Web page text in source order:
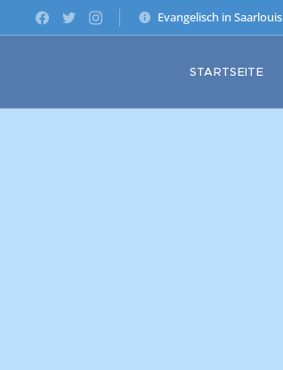
Evangelisch in Saarlouis
STARTSEITE